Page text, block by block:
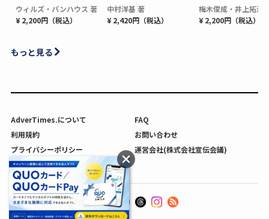
ウィルズ・パンハウス 著
¥ 2,200円（税込）
中村洋基 著
¥ 2,420円（税込）
梅木俊成・井上拓海
¥ 2,200円（税込）
もっと見る
AdverTimes.について
FAQ
利用規約
お問い合わせ
プライバシーポリシー
運営会社(株式会社宣伝会議)
利用者情報の外部送信について